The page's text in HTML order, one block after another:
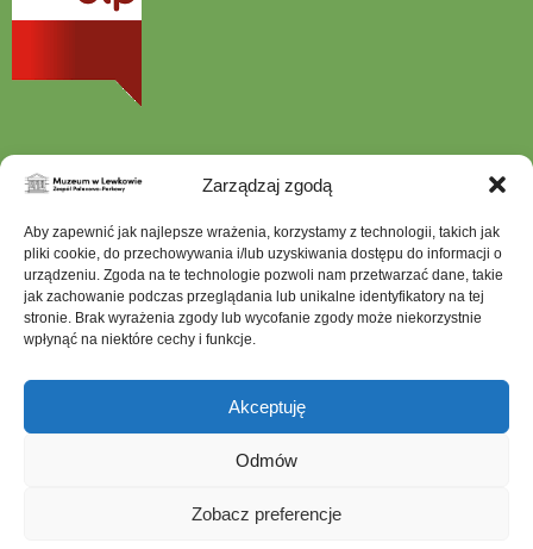
Zarządzaj zgodą
Aby zapewnić jak najlepsze wrażenia, korzystamy z technologii, takich jak
pliki cookie, do przechowywania i/lub uzyskiwania dostępu do informacji o
urządzeniu. Zgoda na te technologie pozwoli nam przetwarzać dane, takie
jak zachowanie podczas przeglądania lub unikalne identyfikatory na tej
stronie. Brak wyrażenia zgody lub wycofanie zgody może niekorzystnie
wpłynąć na niektóre cechy i funkcje.
Akceptuję
Odmów
Zobacz preferencje
nowej
Szukana
fraza
Ochrona Danych Osobowych
Polityka plików cookies (EU)